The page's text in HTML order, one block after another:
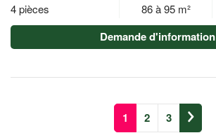
4 pièces 86 à 95 m²
Demande d'information
1 2 3